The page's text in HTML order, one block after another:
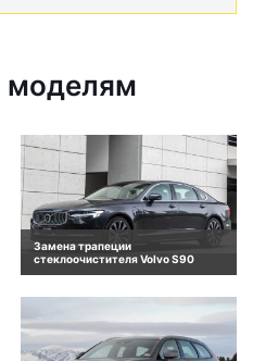
моделям
Замена трапеции
стеклоочистителя Volvo S90